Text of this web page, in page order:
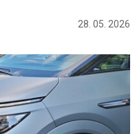
28. 05. 2026